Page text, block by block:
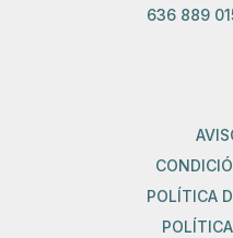
636 889
POLÍTICA